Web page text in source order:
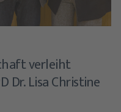
verleiht
Dr. Lisa Christine